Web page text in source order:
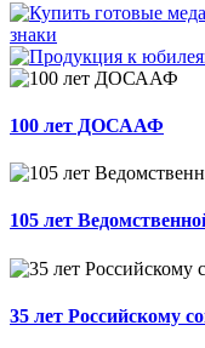
знаки
100 лет ДОСААФ
105 лет
35 лет Российскому